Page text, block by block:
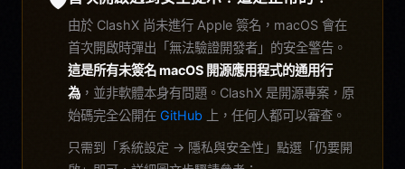
由於 ClashX 尚未進行 Apple 簽名，macOS 會在
首次開啟時彈出「無法驗證開發者」的安全警告。
這是所有未簽名 macOS 開源應用程式的通用行
為 ，並非軟體本身有問題。ClashX 是開源專案，原
始碼完全公開在 GitHub 上，任何人都可以審查。
只需到「系統設定 → 隱私與安全性」點選「仍要開